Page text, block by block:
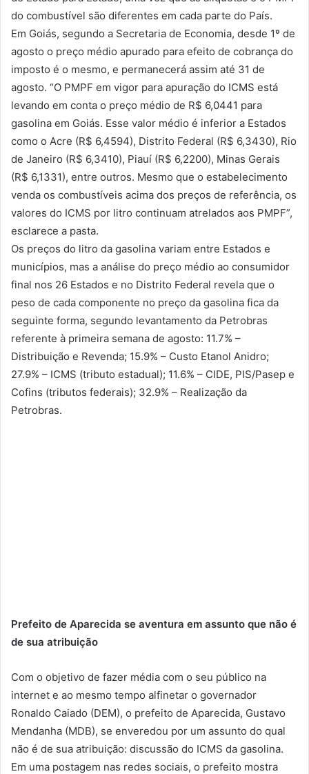
do combustível são diferentes em cada parte do País.
Em Goiás, segundo a Secretaria de Economia, desde 1º de
agosto o preço médio apurado para efeito de cobrança do
imposto é o mesmo, e permanecerá assim até 31 de
agosto. “O PMPF em vigor para apuração do ICMS está
levando em conta o preço médio de R$ 6,0441 para
gasolina em Goiás. Esse valor médio é inferior a Estados
como o Acre (R$ 6,4594), Distrito Federal (R$ 6,3430), Rio
de Janeiro (R$ 6,3410), Piauí (R$ 6,2200), Minas Gerais
(R$ 6,1331), entre outros. Mesmo que o estabelecimento
venda os combustíveis acima dos preços de referência, os
valores do ICMS por litro continuam atrelados aos PMPF”,
esclarece a pasta.
Os preços do litro da gasolina variam entre Estados e
municípios, mas a análise do preço médio ao consumidor
final nos 26 Estados e no Distrito Federal revela que o
peso de cada componente no preço da gasolina fica da
seguinte forma, segundo levantamento da Petrobras
referente à primeira semana de agosto: 11.7% –
Distribuição e Revenda; 15.9% – Custo Etanol Anidro;
27.9% – ICMS (tributo estadual); 11.6% – CIDE, PIS/Pasep e
Cofins (tributos federais); 32.9% – Realização da
Petrobras.
Prefeito de Aparecida se aventura em assunto que não é
de sua atribuição
Com o objetivo de fazer média com o seu público na
internet e ao mesmo tempo alfinetar o governador
Ronaldo Caiado (DEM), o prefeito de Aparecida, Gustavo
Mendanha (MDB), se enveredou por um assunto do qual
não é de sua atribuição: discussão do ICMS da gasolina.
Em uma postagem nas redes sociais, o prefeito mostra